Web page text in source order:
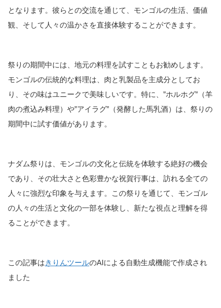
となります。彼らとの交流を通じて、モンゴルの生活、価値
観、そして人々の温かさを直接体験することができます。
祭りの期間中には、地元の料理を試すこともお勧めします。
モンゴルの伝統的な料理は、肉と乳製品を主成分としてお
り、その味はユニークで美味しいです。特に、”ホルホグ”（羊
肉の煮込み料理）や”アイラグ”（発酵した馬乳酒）は、祭りの
期間中に試す価値があります。
ナダム祭りは、モンゴルの文化と伝統を体験する絶好の機会
であり、その壮大さと色彩豊かな祝賀行事は、訪れる全ての
人々に強烈な印象を与えます。この祭りを通じて、モンゴル
の人々の生活と文化の一部を体験し、新たな視点と理解を得
ることができます。
この記事はきりんツールのAIによる自動生成機能で作成され
ました